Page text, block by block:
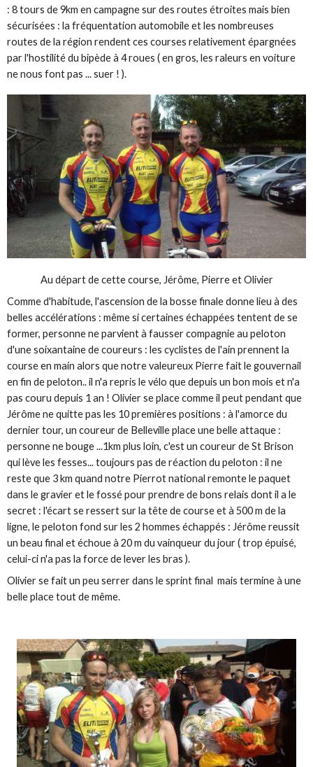
: 8 tours de 9km en campagne sur des routes étroites mais bien
sécurisées : la fréquentation automobile et les nombreuses
routes de la région rendent ces courses relativement épargnées
par l'hostilité du bipède à 4 roues ( en gros, les raleurs en voiture
ne nous font pas ... suer ! ).
Au départ de cette course, Jérôme, Pierre et Olivier
Comme d'habitude, l'ascension de la bosse finale donne lieu à des
belles accélérations : même si certaines échappées tentent de se
former, personne ne parvient à fausser compagnie au peloton
d'une soixantaine de coureurs : les cyclistes de l'ain prennent la
course en main alors que notre valeureux Pierre fait le gouvernail
en fin de peloton.. il n'a repris le vélo que depuis un bon mois et n'a
pas couru depuis 1 an ! Olivier se place comme il peut pendant que
Jérôme ne quitte pas les 10 premières positions : à l'amorce du
dernier tour, un coureur de Belleville place une belle attaque :
personne ne bouge ...1km plus loin, c'est un coureur de St Brison
qui lève les fesses... toujours pas de réaction du peloton : il ne
reste que 3 km quand notre Pierrot national remonte le paquet
dans le gravier et le fossé pour prendre de bons relais dont il a le
secret : l'écart se ressert sur la tête de course et à 500 m de la
ligne, le peloton fond sur les 2 hommes échappés : Jérôme reussit
un beau final et échoue à 20 m du vainqueur du jour ( trop épuisé,
celui-ci n'a pas la force de lever les bras ).
Olivier se fait un peu serrer dans le sprint final mais termine à une
belle place tout de même.